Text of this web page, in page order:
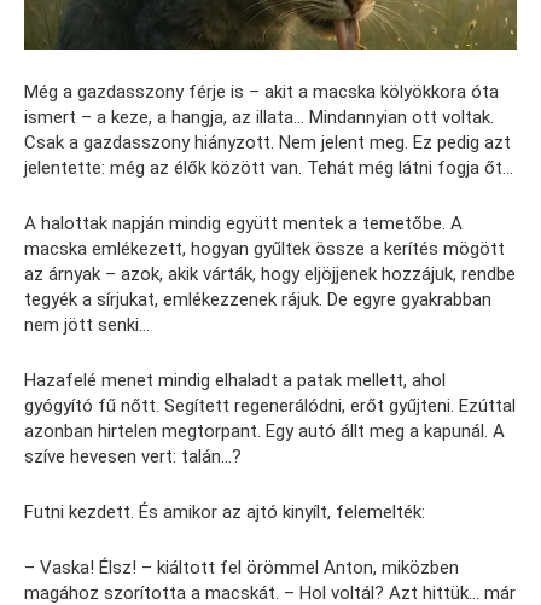
Még a gazdasszony férje is – akit a macska kölyökkora óta
ismert – a keze, a hangja, az illata… Mindannyian ott voltak.
Csak a gazdasszony hiányzott. Nem jelent meg. Ez pedig azt
jelentette: még az élők között van. Tehát még látni fogja őt…
A halottak napján mindig együtt mentek a temetőbe. A
macska emlékezett, hogyan gyűltek össze a kerítés mögött
az árnyak – azok, akik várták, hogy eljöjjenek hozzájuk, rendbe
tegyék a sírjukat, emlékezzenek rájuk. De egyre gyakrabban
nem jött senki…
Hazafelé menet mindig elhaladt a patak mellett, ahol
gyógyító fű nőtt. Segített regenerálódni, erőt gyűjteni. Ezúttal
azonban hirtelen megtorpant. Egy autó állt meg a kapunál. A
szíve hevesen vert: talán…?
Futni kezdett. És amikor az ajtó kinyílt, felemelték:
– Vaska! Élsz! – kiáltott fel örömmel Anton, miközben
magához szorította a macskát. – Hol voltál? Azt hittük… már